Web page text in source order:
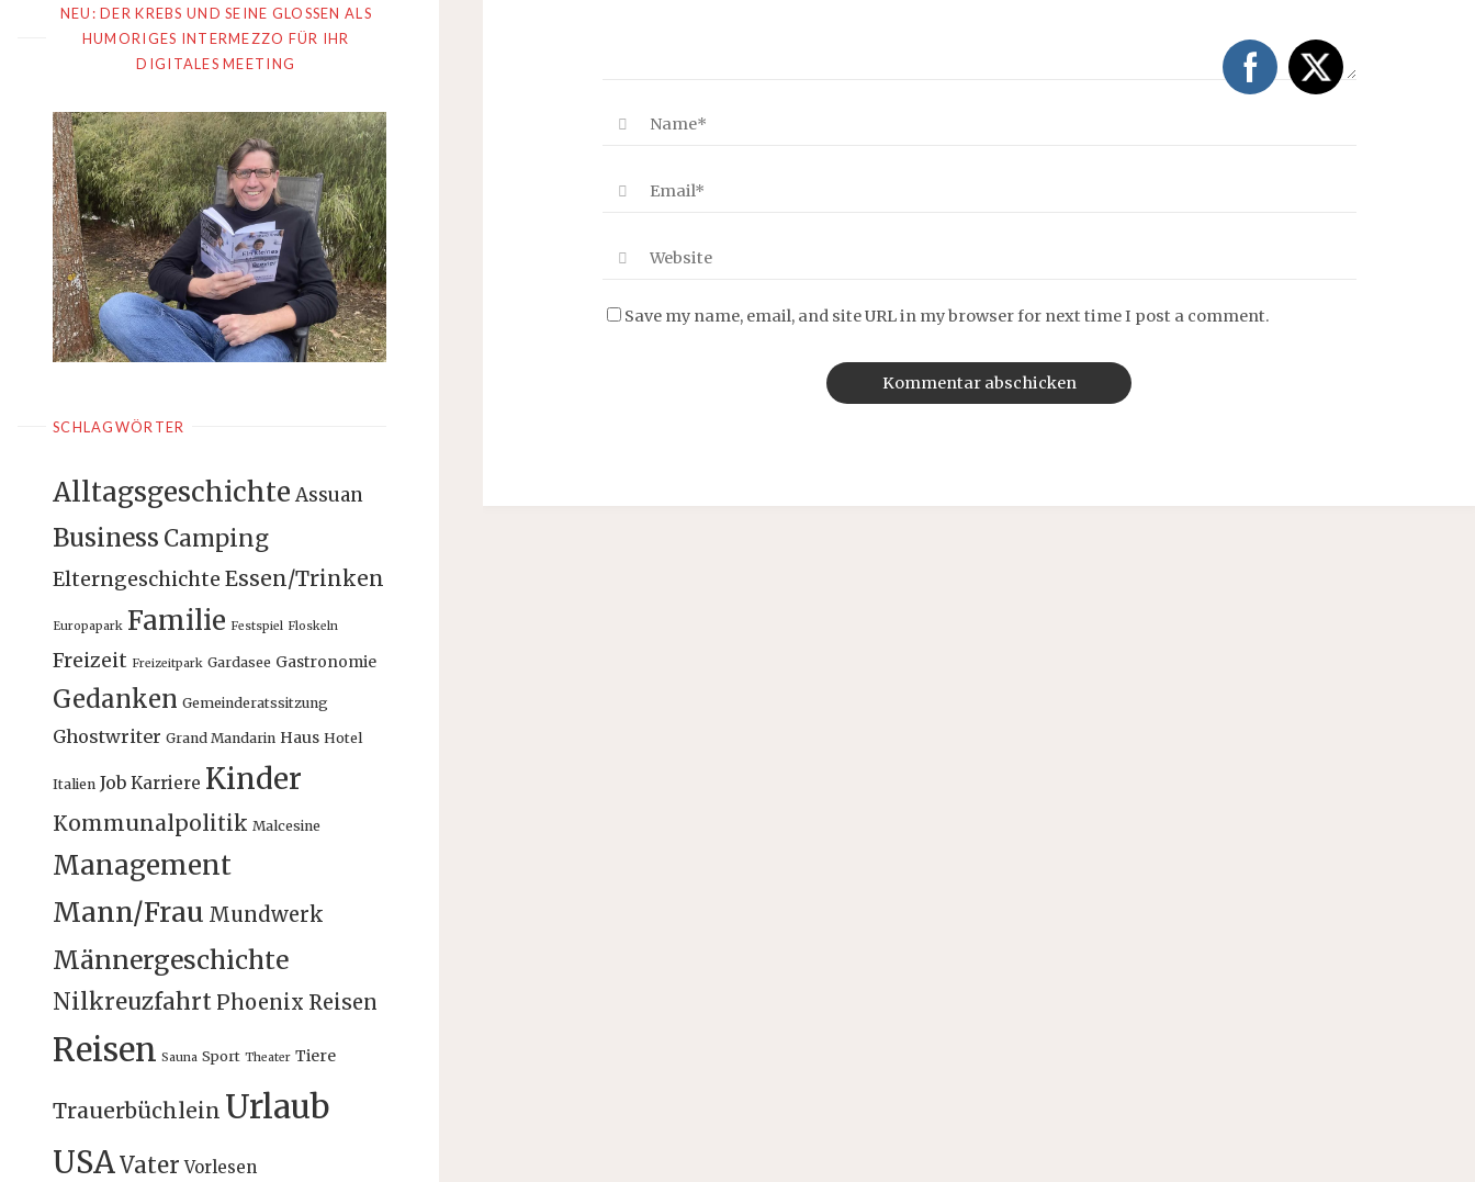
NEU: DER KREBS UND SEINE GLOSSEN ALS
HUMORIGES INTERMEZZO FÜR IHR
DIGITALES MEETING
SCHLAGWÖRTER
Alltagsgeschichte Assuan
Business Camping
Elterngeschichte Essen/Trinken
Europapark Familie Festspiel Floskeln
Freizeit Freizeitpark Gardasee Gastronomie
Gedanken Gemeinderatssitzung
Ghostwriter Grand Mandarin Haus Hotel
Italien Job Karriere Kinder
Kommunalpolitik Malcesine
Management
Mann/Frau Mundwerk
Männergeschichte
Nilkreuzfahrt Phoenix Reisen
Reisen Sauna Sport Theater Tiere
Trauerbüchlein Urlaub
USAVater Vorlesen
Save my name, email, and site URL in my browser for next time I post a comment.